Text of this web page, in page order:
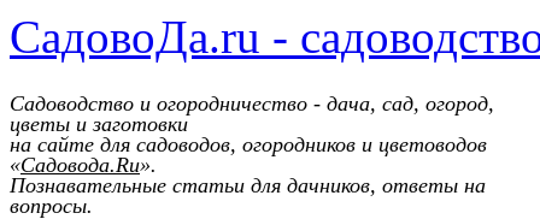
СадовоДа.ru -
Садоводство и огородничество - дача, сад, огород,
цветы и заготовки
на сайте для садоводов, огородников и цветоводов
«Садовода.Ru».
Познавательные статьи для дачников, ответы на
вопросы.